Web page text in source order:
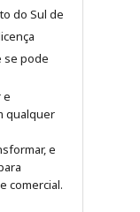
do Sul de
se pode
e
qualquer
e
comercial.